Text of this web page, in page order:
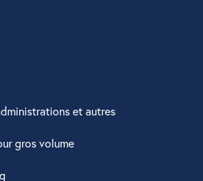
et autres
gros volume